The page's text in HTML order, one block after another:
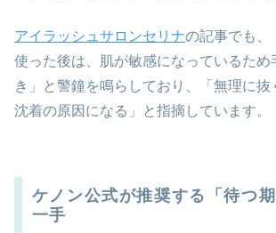
アイラッシュサロンセリナの記事でも、
使った後は、肌が敏感になっているため
き」と警鐘を鳴らしており、「無理に
沈着の原因になる」と指摘しています。
ケノン公式が推奨する「待つ
一手